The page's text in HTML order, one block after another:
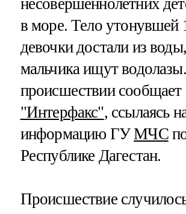
несовершеннолетних
в море. Тело утонувшей
девочки достали из воды,
мальчика ищут
происшествии сообщает
"Интерфакс", ссылаясь
информацию ГУМЧС
Республике Дагестан.
Происшествие